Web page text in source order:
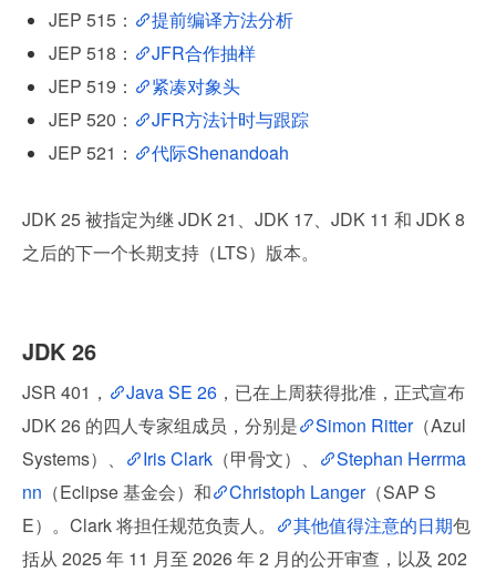
JEP 515：
提前编译方法分析
JEP 518：
JFR合作抽样
JEP 519：
紧凑对象头
JEP 520：
JFR方法计时与跟踪
JEP 521：
代际Shenandoah
JDK 25 被指定为继 JDK 21、JDK 17、JDK 11 和 JDK 8
之后的下一个长期支持（LTS）版本。
JDK 26
JSR 401， Java SE 26 ，已在上周获得批准，正式宣布
JDK 26 的四人专家组成员，分别是
Simon Ritter（Azul
Systems）、
Iris Clark （甲骨文）、
Stephan Herrma
nn （Eclipse 基金会）和 Christoph Langer（SAP S
E）。Clark 将担任规范负责人。
其他值得注意的日期包
括从 2025 年 11 月至 2026 年 2 月的公开审查，以及 202